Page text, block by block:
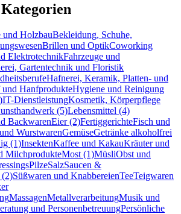
und HolzbauBekleidung, Schuhe,
Brillen und OptikCoworking
ElektrotechnikFahrzeuge und
Gartentechnik und Floristik
Hafnerei, Keramik, Platten- und
HanfprodukteHygiene und Reinigung
IT-DienstleistungKosmetik, Körperpflege
(5)Lebensmittel (4)
BackwarenEier (2)FertiggerichteFisch und
WurstwarenGemüseGetränke alkoholfrei
(1)InsektenKaffee und KakauKräuter und
MilchprodukteMost (1)MüsliObst und
PilzeSalzSaucen &
(2)Süßwaren und KnabbereienTeeTeigwaren
MassagenMetallverarbeitungMusik und
und PersonenbetreuungPersönliche